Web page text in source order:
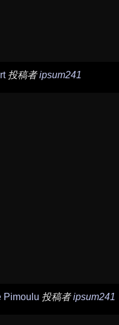
投稿者ipsum241
Pimoulu 投稿者ipsum241